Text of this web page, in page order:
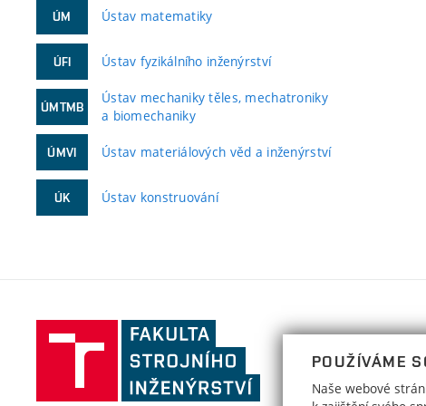
ÚM Ústav matematiky
ÚFI Ústav fyzikálního inženýrství
ÚMTMB
Ústav mechaniky těles, mechatroniky
a biomechaniky
ÚMVI Ústav materiálových věd a inženýrství
ÚK Ústav konstruování
Fakulta
inženýrství,
Vysoké
POUŽÍVÁME
Naše webové